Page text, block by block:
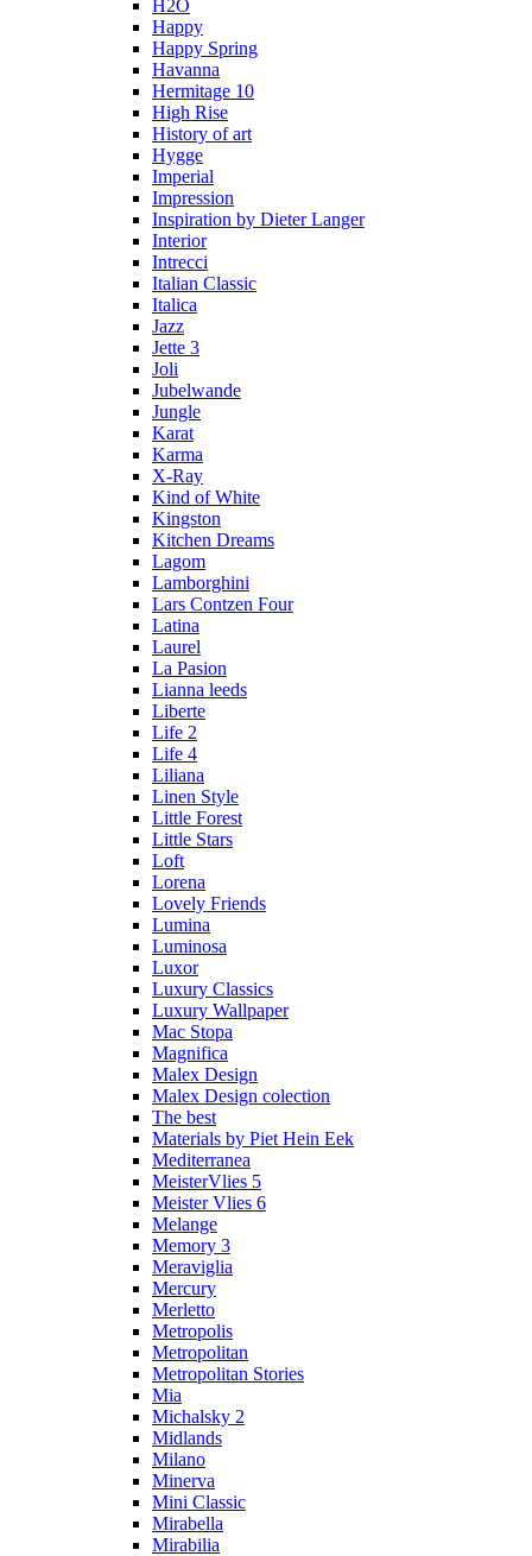
H2O
Happy
Happy Spring
Havanna
Hermitage 10
High Rise
History of art
Hygge
Imperial
Impression
Inspiration by Dieter Langer
Interior
Intrecci
Italian Classic
Italica
Jazz
Jette 3
Joli
Jubelwande
Jungle
Karat
Karma
Х-Ray
Kind of White
Kingston
Kitchen Dreams
Lagom
Lamborghini
Lars Contzen Four
Latina
Laurel
La Pasion
Lianna leeds
Liberte
Life 2
Life 4
Liliana
Linen Style
Little Forest
Little Stars
Loft
Lorena
Lovely Friends
Lumina
Luminosa
Luxor
Luxury Classics
Luxury Wallpaper
Mac Stopa
Magnifica
Malex Design
Malex Design colection
The best
Materials by Piet Hein Eek
Mediterranea
MeisterVlies 5
Meister Vlies 6
Melange
Memory 3
Meraviglia
Mercury
Merletto
Metropolis
Metropolitan
Metropolitan Stories
Mia
Michalsky 2
Midlands
Milano
Minerva
Mini Classic
Mirabella
Mirabilia